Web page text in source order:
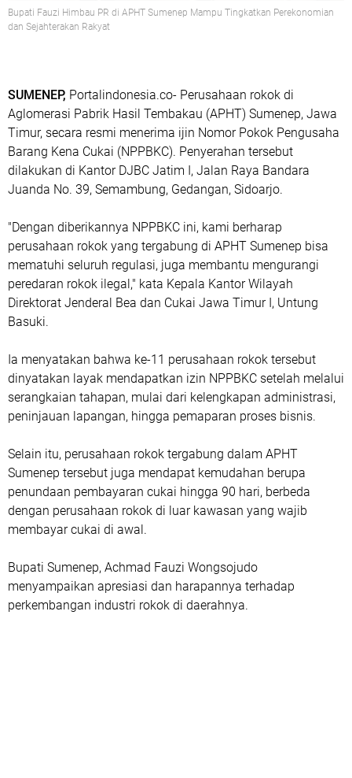
Bupati Fauzi Himbau PR di APHT Sumenep Mampu Tingkatkan Perekonomian
dan Sejahterakan Rakyat
SUMENEP, Portalindonesia.co- Perusahaan rokok di
Aglomerasi Pabrik Hasil Tembakau (APHT) Sumenep, Jawa
Timur, secara resmi menerima ijin Nomor Pokok Pengusaha
Barang Kena Cukai (NPPBKC). Penyerahan tersebut
dilakukan di Kantor DJBC Jatim I, Jalan Raya Bandara
Juanda No. 39, Semambung, Gedangan, Sidoarjo.
"Dengan diberikannya NPPBKC ini, kami berharap
perusahaan rokok yang tergabung di APHT Sumenep bisa
mematuhi seluruh regulasi, juga membantu mengurangi
peredaran rokok ilegal," kata Kepala Kantor Wilayah
Direktorat Jenderal Bea dan Cukai Jawa Timur I, Untung
Basuki.
Ia menyatakan bahwa ke-11 perusahaan rokok tersebut
dinyatakan layak mendapatkan izin NPPBKC setelah melalui
serangkaian tahapan, mulai dari kelengkapan administrasi,
peninjauan lapangan, hingga pemaparan proses bisnis.
Selain itu, perusahaan rokok tergabung dalam APHT
Sumenep tersebut juga mendapat kemudahan berupa
penundaan pembayaran cukai hingga 90 hari, berbeda
dengan perusahaan rokok di luar kawasan yang wajib
membayar cukai di awal.
Bupati Sumenep, Achmad Fauzi Wongsojudo
menyampaikan apresiasi dan harapannya terhadap
perkembangan industri rokok di daerahnya.